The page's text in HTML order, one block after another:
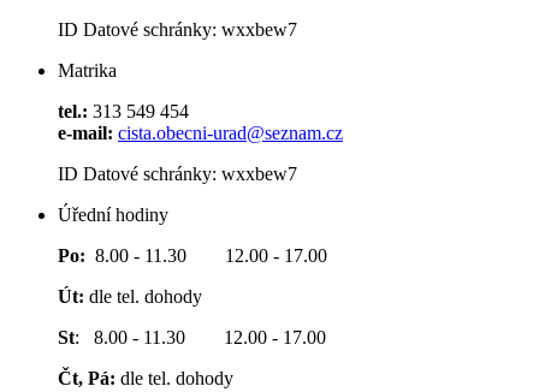
ID Datové schránky: wxxbew7
Matrika
tel.: 313 549 454
e-mail: cista.obecni-urad@seznam.cz
ID Datové schránky: wxxbew7
Úřední hodiny
Po: 8.00 - 11.30 12.00 - 17.00
Út: dle tel. dohody
St: 8.00 - 11.30 12.00 - 17.00
Čt, Pá: dle tel. dohody